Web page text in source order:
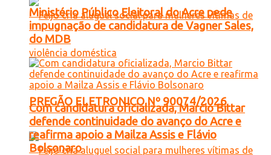
PREGÃO ELETRONICO Nº 90074/2026
Ministério Público Eleitoral do Acre pede
impugnação de candidatura de Vagner Sales,
do MDB
Com candidatura oficializada, Marcio Bittar
defende continuidade do avanço do Acre e
reafirma apoio a Mailza Assis e Flávio
Bolsonaro